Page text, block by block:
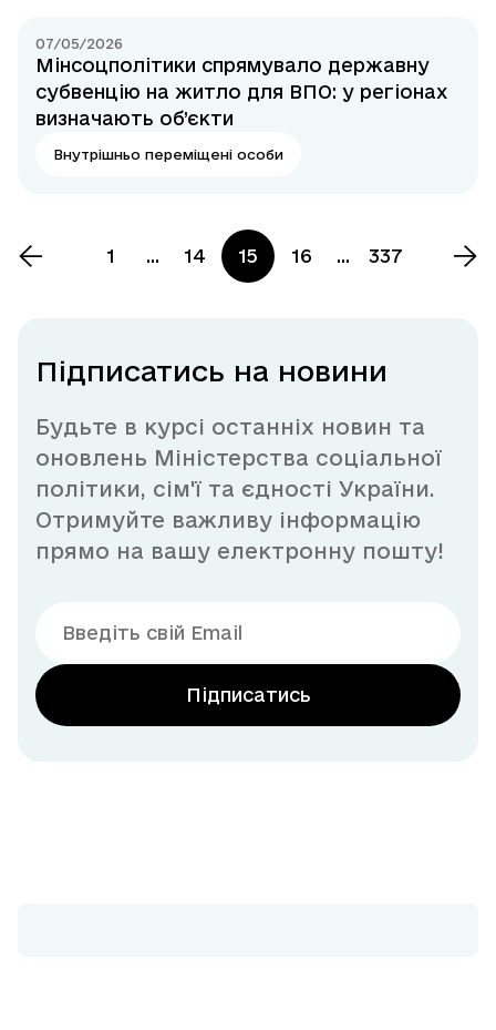
07/05/2026
Мінсоцполітики спрямувало державну
субвенцію на житло для ВПО: у регіонах
визначають об’єкти
Внутрішньо переміщені особи
1 ... 14 15 16 ... 337
Підписатись на новини
Будьте в курсі останніх новин та
оновлень Міністерства соціальної
політики, сім'ї та єдності України.
Отримуйте важливу інформацію
прямо на вашу електронну пошту!
Підписатись